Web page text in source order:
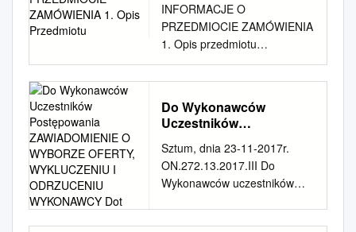
Przedmiotu
INFORMACJE O
PRZEDMIOCIE ZAMÓWIENIA
1. Opis przedmiotu
zamówienia. Wykonanie
uproszczonych planów
inwentaryzacji stanu lasu w 66
obrębach ewi- dencyjnych w
powiecie sztumskim dla lasów
niestanowiących własności
Skarbu Państwa na szaco-
Do Wykonawców
Uczestników
ZAWIADOMIENIE O
WYBORZE OFERTY,
WYKLUCZENIU I
Sztum, dnia 23-11-2017r.
ON.272.13.2017.III Do
Wykonawców uczestników